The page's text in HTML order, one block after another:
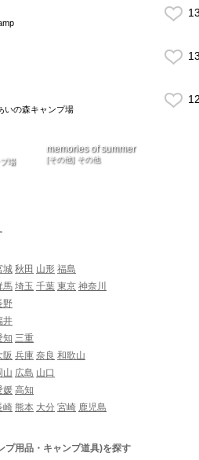
いの森キャンプ場
場
memories of summer
[その他] その他
城 秋田 山形 福島
馬 埼玉 千葉 東京 神奈川
野
井
知 三重
阪 兵庫 奈良 和歌山
山 広島 山口
媛 高知
崎 熊本 大分 宮崎 鹿児島
プ用品・キャンプ道具)を探す